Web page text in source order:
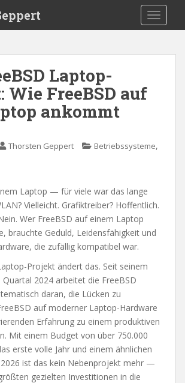
Laptop-
Wie FreeBSD auf
ankommt
Thorsten Geppert Betriebssysteme,
Laptop — für viele war das lange
Vielleicht. Grafiktreiber? Hoffentlich.
Wer FreeBSD auf einem Laptop
brauchte Geduld, Leidensfähigkeit und
die zufällig kompatibel war.
Projekt ändert das. Seit seinem
2024 arbeitet die FreeBSD
daran, die Lücken zu
auf moderner Laptop-Hardware
Erfahrung zu einem produktiven
Mit einem Budget von über 750.000
erste volle Jahr und einem ähnlichen
ist das kein Nebenprojekt mehr —
gezielten Investitionen in die